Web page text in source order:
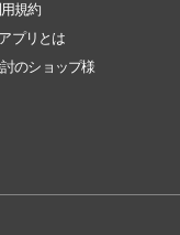
規約
プリとは
のショップ様